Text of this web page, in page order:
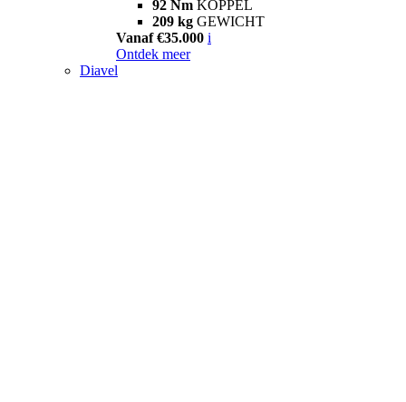
92 Nm KOPPEL
209 kg GEWICHT
Vanaf €35.000 i
Ontdek meer
Diavel